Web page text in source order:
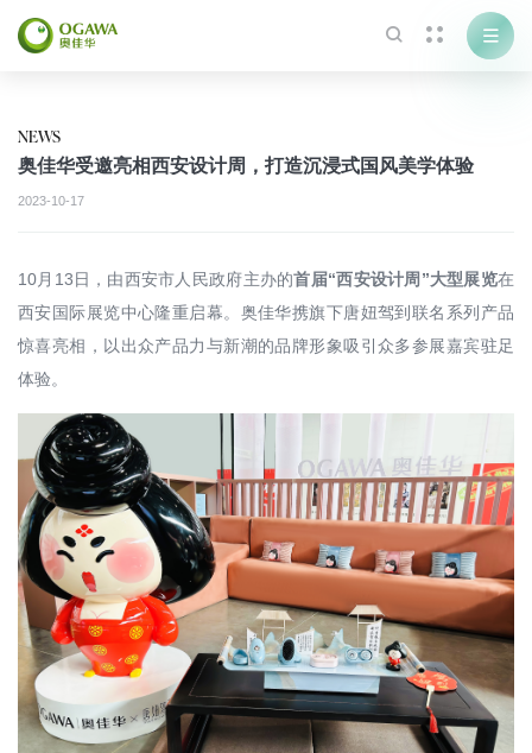



NEWS
奥佳华受邀亮相西安设计周，打造沉浸式国风美学体验
2023-10-17
10月13日，由西安市人民政府主办的首届“西安设计周”大型展览在
西安国际展览中心隆重启幕。奥佳华携旗下唐妞驾到联名系列产品
惊喜亮相，以出众产品力与新潮的品牌形象吸引众多参展嘉宾驻足
体验。